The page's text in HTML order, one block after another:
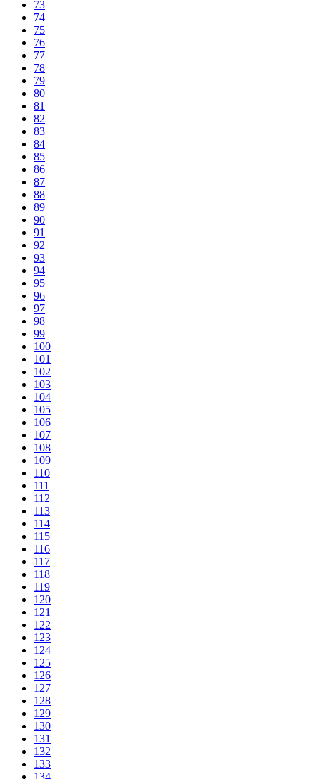
73
74
75
76
77
78
79
80
81
82
83
84
85
86
87
88
89
90
91
92
93
94
95
96
97
98
99
100
101
102
103
104
105
106
107
108
109
110
111
112
113
114
115
116
117
118
119
120
121
122
123
124
125
126
127
128
129
130
131
132
133